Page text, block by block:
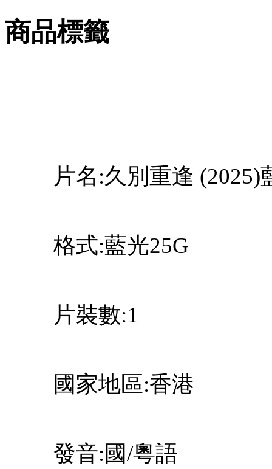
商品標籤
片名:久別重逢 (2025)
格式:藍光25G
片裝數:1
國家地區:香港
發音:國/粵語